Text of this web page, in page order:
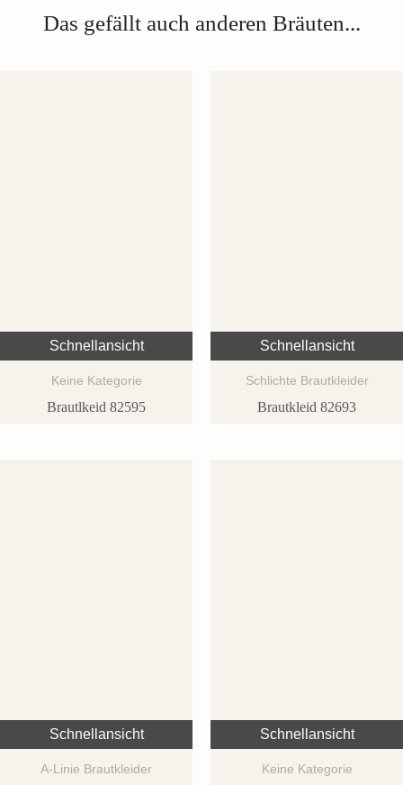
Das gefällt auch anderen Bräuten...
Schnellansicht
Keine Kategorie
Brautlkeid 82595
Schnellansicht
Schlichte Brautkleider
Brautkleid 82693
Schnellansicht
A-Linie Brautkleider
Schnellansicht
Keine Kategorie